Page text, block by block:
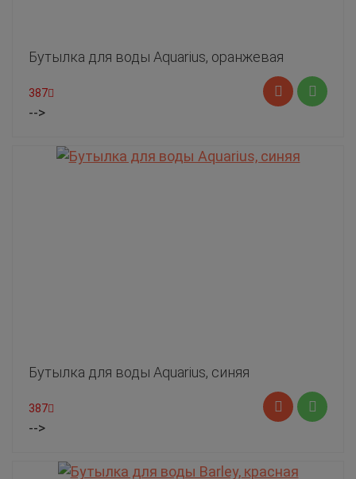
Бутылка для воды Aquarius, оранжевая
387
-->
Бутылка для воды Aquarius, синяя
387
-->